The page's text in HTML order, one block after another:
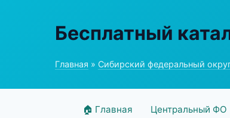
Бесплатный
Главная » Сибирский федеральный
🏠 Главная Центральный ФО